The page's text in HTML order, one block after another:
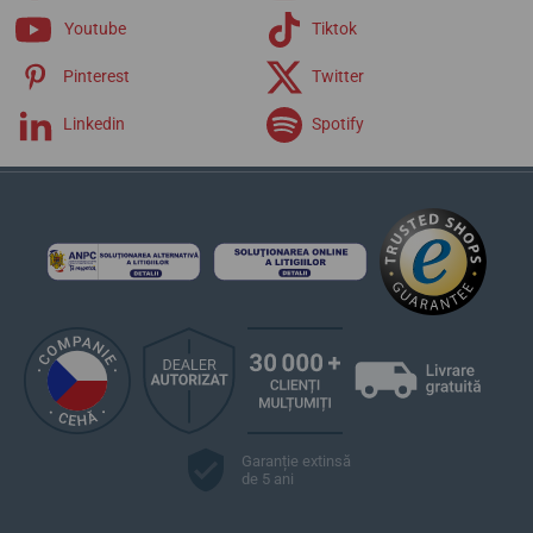
Youtube Tiktok
Pinterest Twitter
Linkedin Spotify
Garanție extinsă
de 5 ani